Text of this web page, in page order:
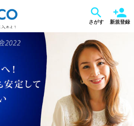
さがす 新規登録